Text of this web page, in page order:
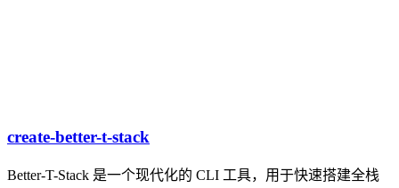
create-better-t-stack
Better-T-Stack 是一个现代化的 CLI 工具，用于快速搭建全栈